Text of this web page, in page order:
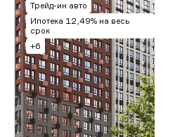
Трейд-ин авто
Ипотека 12,49% на весь
срок
+6